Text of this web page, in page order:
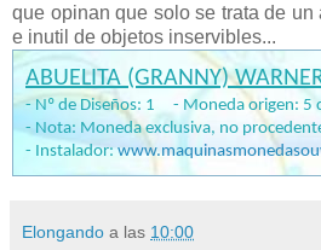
que opinan que solo se trata de
e inutil de objetos inservibles...
ABUELITA (GRANNY)
- Nº de Diseños: 1 - Moneda origen: 5
- Nota: Moneda exclusiva, no
- Instalador:
Elongando a las 10:00